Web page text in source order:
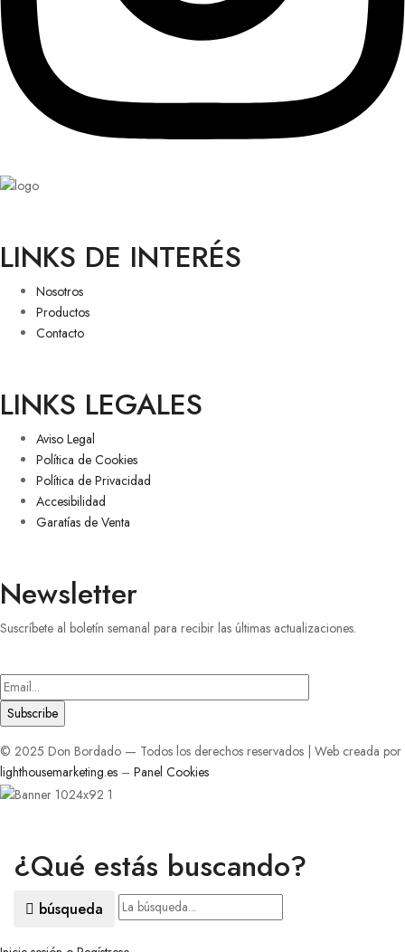
LINKS DE INTERÉS
Nosotros
Productos
Contacto
LINKS LEGALES
Aviso Legal
Política de Cookies
Política de Privacidad
Accesibilidad
Garatías de Venta
Newsletter
Suscríbete al boletín semanal para recibir las últimas actualizaciones.
tu
correo
electrónico
© 2025 Don Bordado — Todos los derechos reservados | Web creada por
lighthousemarketing.es – Panel Cookies
¿Qué estás buscando?
búsqueda